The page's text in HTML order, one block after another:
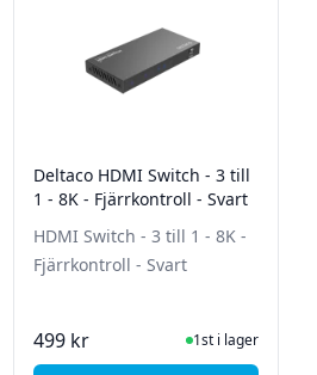
Deltaco HDMI Switch - 3 till
1 - 8K - Fjärrkontroll - Svart
HDMI Switch - 3 till 1 - 8K -
Fjärrkontroll - Svart
499 kr I Lager1st i lager